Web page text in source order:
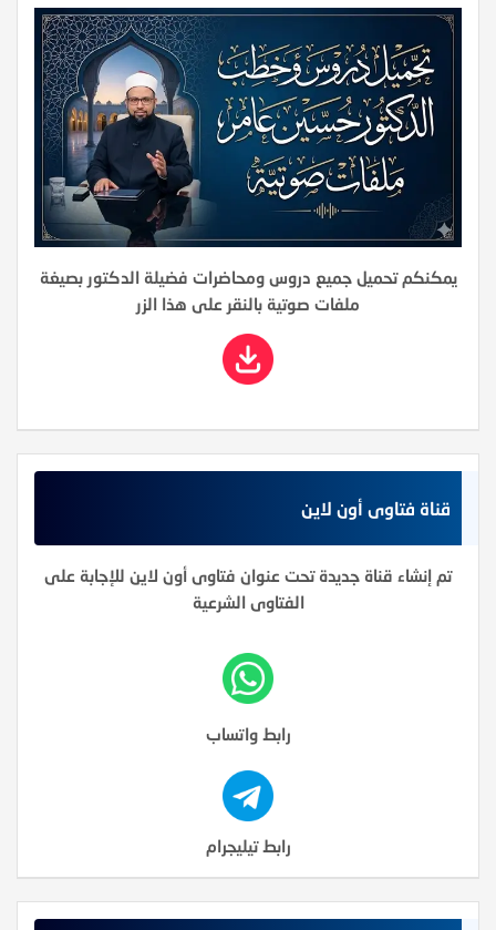
يمكنكم تحميل جميع دروس ومحاضرات فضيلة الدكتور بصيغة
ملفات صوتية بالنقر على هذا الزر
قناة فتاوى أون لاين
تم إنشاء قناة جديدة تحت عنوان فتاوى أون لاين للإجابة على
الفتاوى الشرعية
رابط واتساب
رابط تيليجرام